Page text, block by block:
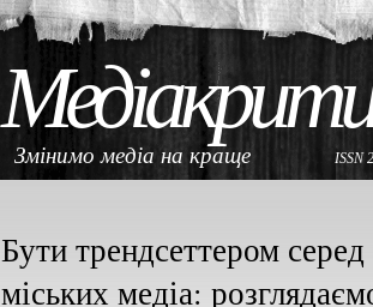
Змінимо медіа на краще ISSN
Бути трендсеттером серед
міських медіа: